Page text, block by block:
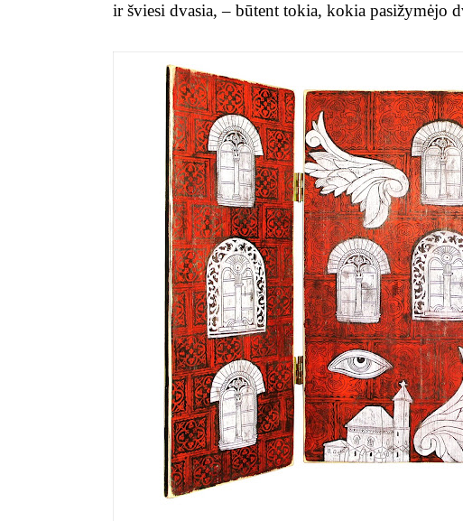
ir šviesi dvasia, – būtent tokia, kokia pasižymėjo